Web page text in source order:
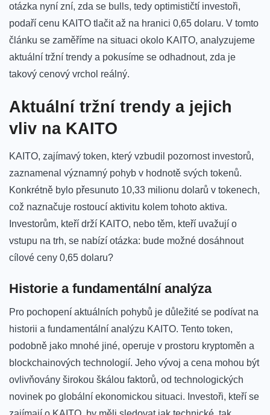
otázka ⁤nyní zní, zda se bulls, tedy ‌optimističtí investoři,​
podaří cenu KAITO tlačit až na hranici 0,65 dolaru. ⁢V tomto
‍článku se⁤ zaměříme na situaci okolo KAITO, analyzujeme
aktuální tržní trendy a pokusíme se odhadnout, zda⁤ je
takový cenový vrchol reálný.
Aktuální tržní trendy a jejich
vliv na KAITO
KAITO, zajímavý token, který vzbudil pozornost investorů,
‌zaznamenal významný‌ pohyb v hodnotě svých⁣ tokenů.
Konkrétně bylo ​přesunuto 10,33 milionu dolarů v tokenech,
což naznačuje‌ rostoucí ⁢aktivitu kolem tohoto aktiva.
Investorům, kteří⁢ drží KAITO, nebo těm, kteří uvažují o
vstupu na trh, se nabízí otázka:⁣ bude možné dosáhnout
cílové ceny ‌0,65 ​dolaru?
Historie a fundamentální analýza
Pro pochopení aktuálních pohybů⁤ je důležité se podívat na
historii ‍a fundamentální analýzu KAITO. Tento token,
podobně jako ⁢mnohé jiné, operuje v prostoru‍ kryptoměn a
blockchainových technologií. Jeho vývoj a cena mohou​ být
ovlivňovány širokou ⁣škálou faktorů, ⁣od technologických
⁣novinek po globální ekonomickou situaci. Investoři, kteří se